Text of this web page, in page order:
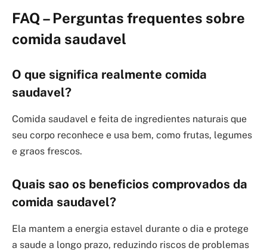
FAQ – Perguntas frequentes sobre
comida saudavel
O que significa realmente comida
saudavel?
Comida saudavel e feita de ingredientes naturais que
seu corpo reconhece e usa bem, como frutas, legumes
e graos frescos.
Quais sao os beneficios comprovados da
comida saudavel?
Ela mantem a energia estavel durante o dia e protege
a saude a longo prazo, reduzindo riscos de problemas